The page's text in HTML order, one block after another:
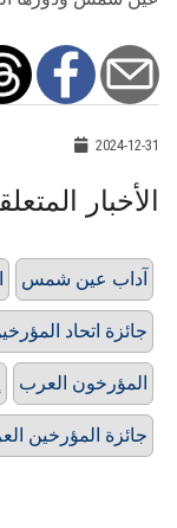
2024-12-31
الأخبار
آداب عين شمس
جائزة اتحاد المؤرخين
المؤرخون العرب
جائزة المؤرخين